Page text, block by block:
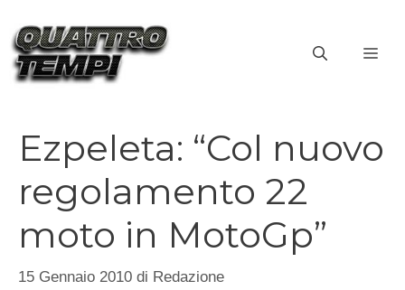
contenuto
Ezpeleta: “Col nuovo
regolamento 22
moto in MotoGp”
15 Gennaio 2010 di Redazione